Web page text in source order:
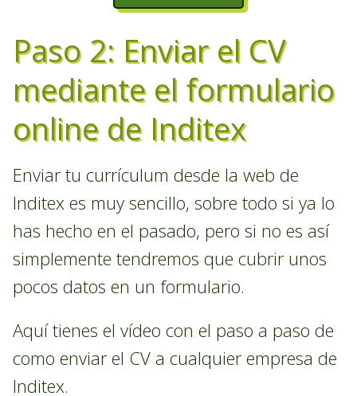
Paso 2: Enviar el CV
mediante el formulario
online de Inditex
Enviar tu currículum desde la web de
Inditex es muy sencillo, sobre todo si ya lo
has hecho en el pasado, pero si no es así
simplemente tendremos que cubrir unos
pocos datos en un formulario.
Aquí tienes el vídeo con el paso a paso de
como enviar el CV a cualquier empresa de
Inditex.